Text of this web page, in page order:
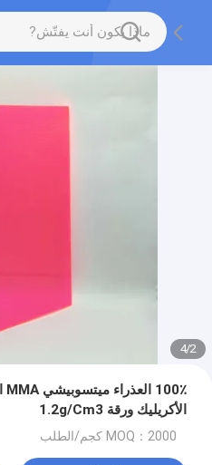
2
/
4
الأكريليك ورقة 1.2g/Cm3
MOQ：2000 كجم/الطلب